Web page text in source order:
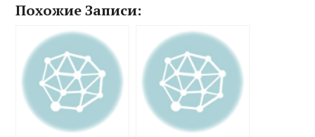
Похожие Записи: